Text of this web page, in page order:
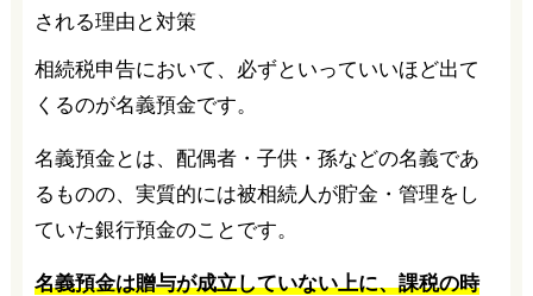
相続税申告において、必ずといっていいほど出て
くるのが名義預金です。
名義預金とは、配偶者・子供・孫などの名義であ
るものの、実質的には被相続人が貯金・管理をし
ていた銀行預金のことです。
名義預金は贈与が成立していない上に、課税の時